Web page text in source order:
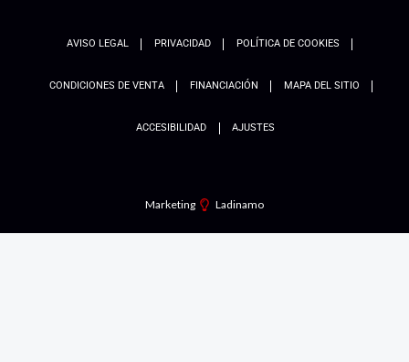
AVISO LEGAL PRIVACIDAD POLÍTICA DE COOKIES
CONDICIONES DE VENTA FINANCIACIÓN MAPA DEL SITIO
ACCESIBILIDAD AJUSTES
Marketing Ladinamo